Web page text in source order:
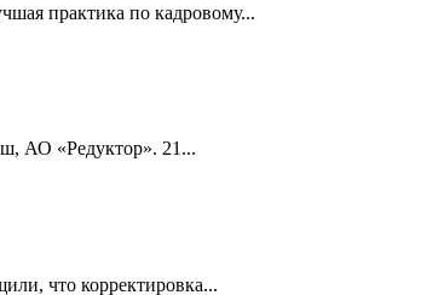
практика по кадровому...
АО «Редуктор». 21...
что корректировка...